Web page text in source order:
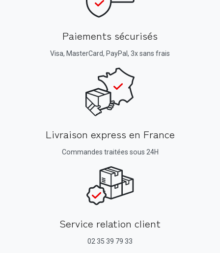
Paiements sécurisés
Visa, MasterCard, PayPal, 3x sans frais
Livraison express en France
Commandes traitées sous 24H
Service relation client
02 35 39 79 33